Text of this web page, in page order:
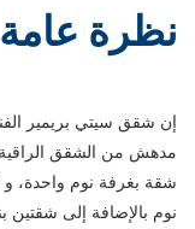
نظرة عامة